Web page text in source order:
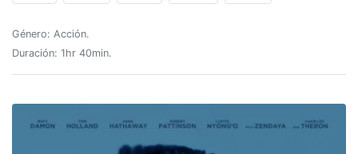
Género: Acción.
Duración: 1hr 40min.